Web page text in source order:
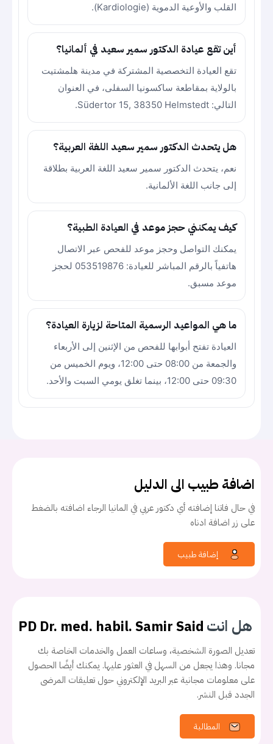
القلب والأوعية الدموية (Kardiologie).
أين تقع عيادة الدكتور سمير سعيد في ألمانيا؟
تقع العيادة التخصصية المشتركة في مدينة هلمشتيت
بالولاية بمقاطعة ساكسونيا السفلى، في العنوان
التالي: Südertor 15, 38350 Helmstedt.
هل يتحدث الدكتور سمير سعيد اللغة العربية؟
نعم، يتحدث الدكتور سمير سعيد اللغة العربية بطلاقة
إلى جانب اللغة الألمانية.
كيف يمكنني حجز موعد في العيادة الطبية؟
يمكنك التواصل وحجز موعد للفحص عبر الاتصال
هاتفياً بالرقم المباشر للعيادة: 053519876 لحجز
موعد مسبق.
ما هي المواعيد الرسمية المتاحة لزيارة العيادة؟
العيادة تفتح أبوابها للفحص من الإثنين إلى الأربعاء
والجمعة من 08:00 حتى 12:00، ويوم الخميس من
09:30 حتى 12:00، بينما تغلق يومي السبت والأحد.
اضافة طبيب الى الدليل
في حال فاتنا إضافته أي دكتور عربي في المانيا الرجاء اضافته بالضغط
على زر اضافة ادناه
هل انت PD Dr. med. habil. Samir Said
تعديل الصورة الشخصية، وساعات العمل والخدمات الخاصة بك
مجانا. وهذا يجعل من السهل في العثور عليها. يمكنك أيضًا الحصول
على معلومات مجانية عبر البريد الإلكتروني حول تعليقات المرضى
الجدد قبل النشر.
المطالبة